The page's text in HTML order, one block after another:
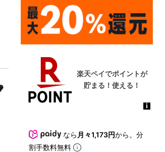
なら 月々1,173円から。分
割手数料無料